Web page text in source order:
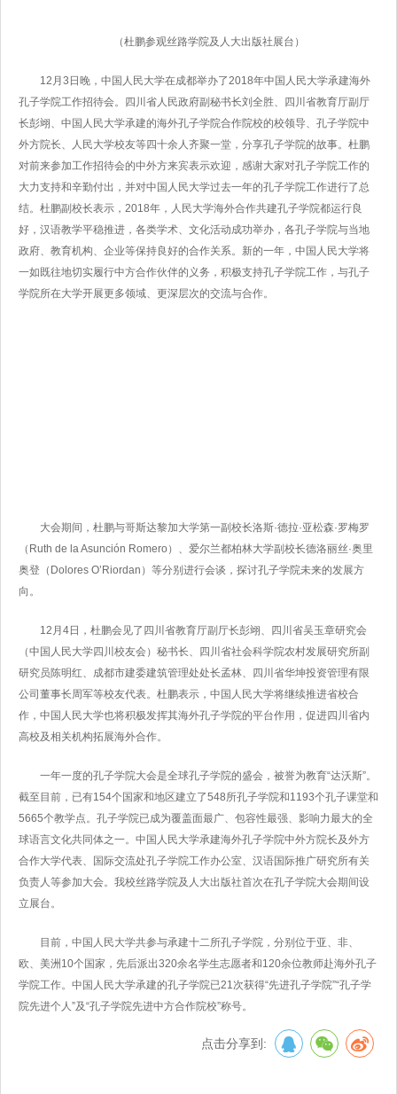
（杜鹏参观丝路学院及人大出版社展台）
12月3日晚，中国人民大学在成都举办了2018年中国人民大学承建海外
孔子学院工作招待会。四川省人民政府副秘书长刘全胜、四川省教育厅副厅
长彭翊、中国人民大学承建的海外孔子学院合作院校的校领导、孔子学院中
外方院长、人民大学校友等四十余人齐聚一堂，分享孔子学院的故事。杜鹏
对前来参加工作招待会的中外方来宾表示欢迎，感谢大家对孔子学院工作的
大力支持和辛勤付出，并对中国人民大学过去一年的孔子学院工作进行了总
结。杜鹏副校长表示，2018年，人民大学海外合作共建孔子学院都运行良
好，汉语教学平稳推进，各类学术、文化活动成功举办，各孔子学院与当地
政府、教育机构、企业等保持良好的合作关系。新的一年，中国人民大学将
一如既往地切实履行中方合作伙伴的义务，积极支持孔子学院工作，与孔子
学院所在大学开展更多领域、更深层次的交流与合作。
大会期间，杜鹏与哥斯达黎加大学第一副校长洛斯·德拉·亚松森·罗梅罗
（Ruth de la Asunción Romero）、爱尔兰都柏林大学副校长德洛丽丝·奥里
奥登（Dolores O’Riordan）等分别进行会谈，探讨孔子学院未来的发展方
向。
12月4日，杜鹏会见了四川省教育厅副厅长彭翊、四川省吴玉章研究会
（中国人民大学四川校友会）秘书长、四川省社会科学院农村发展研究所副
研究员陈明红、成都市建委建筑管理处处长孟林、四川省华坤投资管理有限
公司董事长周军等校友代表。杜鹏表示，中国人民大学将继续推进省校合
作，中国人民大学也将积极发挥其海外孔子学院的平台作用，促进四川省内
高校及相关机构拓展海外合作。
一年一度的孔子学院大会是全球孔子学院的盛会，被誉为教育“达沃斯”。
截至目前，已有154个国家和地区建立了548所孔子学院和1193个孔子课堂和
5665个教学点。孔子学院已成为覆盖面最广、包容性最强、影响力最大的全
球语言文化共同体之一。中国人民大学承建海外孔子学院中外方院长及外方
合作大学代表、国际交流处孔子学院工作办公室、汉语国际推广研究所有关
负责人等参加大会。我校丝路学院及人大出版社首次在孔子学院大会期间设
立展台。
目前，中国人民大学共参与承建十二所孔子学院，分别位于亚、非、
欧、美洲10个国家，先后派出320余名学生志愿者和120余位教师赴海外孔子
学院工作。中国人民大学承建的孔子学院已21次获得“先进孔子学院”“孔子学
院先进个人”及“孔子学院先进中方合作院校”称号。
点击分享到: